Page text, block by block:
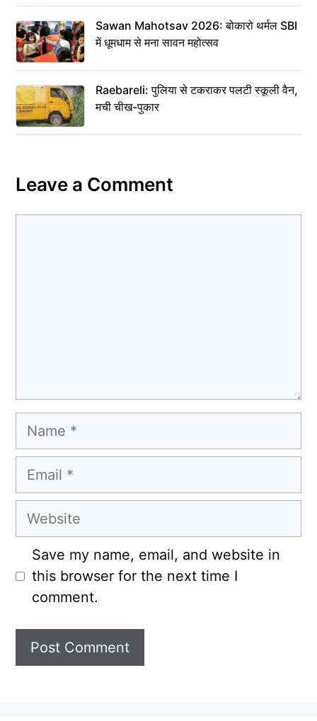
Sawan Mahotsav 2026: बोकारो थर्मल SBI
में धूमधाम से मना सावन महोत्सव
Raebareli: पुलिया से टकराकर पलटी स्कूली वैन,
मची चीख-पुकार
Leave a Comment
Name
Email
Website
Save my name, email, and website in
this browser for the next time I
comment.